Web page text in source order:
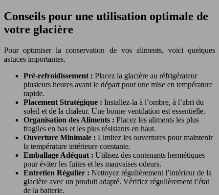
Conseils pour une utilisation optimale de
votre glacière
Pour optimiser la conservation de vos aliments, voici quelques
astuces importantes.
Pré-refroidissement : Placez la glacière au réfrigérateur
plusieurs heures avant le départ pour une mise en température
rapide.
Placement Stratégique : Installez-la à l’ombre, à l’abri du
soleil et de la chaleur. Une bonne ventilation est essentielle.
Organisation des Aliments : Placez les aliments les plus
fragiles en bas et les plus résistants en haut.
Ouverture Minimale : Limitez les ouvertures pour maintenir
la température intérieure constante.
Emballage Adéquat : Utilisez des contenants hermétiques
pour éviter les fuites et les mauvaises odeurs.
Entretien Régulier : Nettoyez régulièrement l’intérieur de la
glacière avec un produit adapté. Vérifiez régulièrement l’état
de la batterie.